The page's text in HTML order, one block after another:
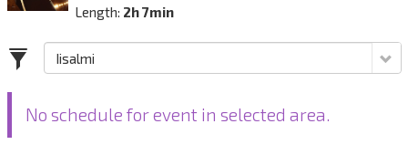
Length: 2h 7min
No schedule for event in selected area.